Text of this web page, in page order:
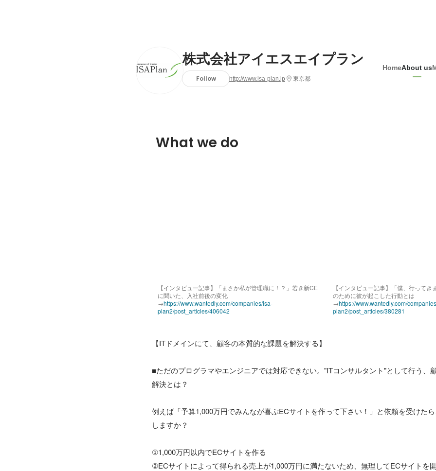
株式会社アイエスエイプラン
Follow http://www.isa-plan.jp 東京都
HomeAbout us
What we do
【インタビュー記事】「まさか私が管理職に！？」若き新CE
に聞いた、入社前後の変化
→https://www.wantedly.com/companies/isa-
plan2/post_articles/406042
【インタビュー記事】「僕、行って
のために彼が起こした行動とは
→https://www.wantedly.com/
plan2/post_articles/380281
【ITドメインにて、顧客の本質的な課題を解決する】
■ただのプログラマやエンジニアでは対応できない。"ITコンサルタント"として行う、
解決とは？
例えば「予算1,000万円でみんなが喜ぶECサイトを作って下さい！」と依頼を受けた
しますか？
①1,000万円以内でECサイトを作る
②ECサイトによって得られる売上が1,000万円に満たないため、無理してECサイトを